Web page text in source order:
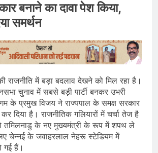
बनाने का दावा पेश किया,
समर्थन
राजनीति में बड़ा बदलाव देखने को मिल रहा है।
चुनाव में सबसे बड़ी पार्टी बनकर उभरी
के प्रमुख विजय ने राज्यपाल के समक्ष सरकार
दिया है। राजनीतिक गलियारों में चर्चा तेज है
तमिलनाडु के नए मुख्यमंत्री के रूप में शपथ ले
चेन्नई के जवाहरलाल नेहरू स्टेडियम में
गई हैं।